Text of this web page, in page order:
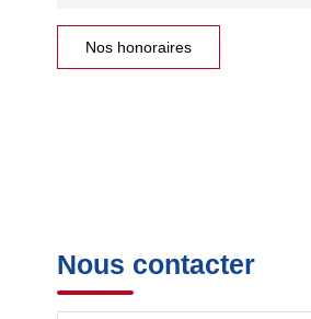
Nos honoraires
Nous contacter